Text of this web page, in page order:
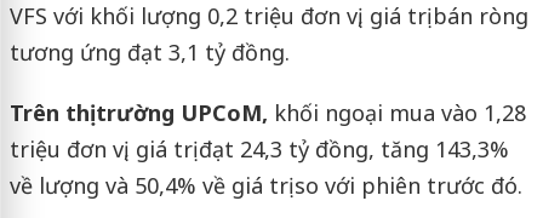
VFS với khối lượng 0,2 triệu đơn vị, giá trị bán ròng
tương ứng đạt 3,1 tỷ đồng.
Trên thị trường UPCoM, khối ngoại mua vào 1,28
triệu đơn vị, giá trị đạt 24,3 tỷ đồng, tăng 143,3%
về lượng và 50,4% về giá trị so với phiên trước đó.